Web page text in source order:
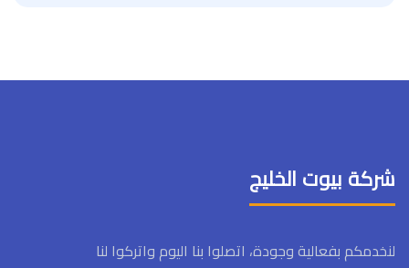
شركة بيوت الخليج
لنخدمكم بفعالية وجودة، اتصلوا بنا اليوم واتركوا لنا